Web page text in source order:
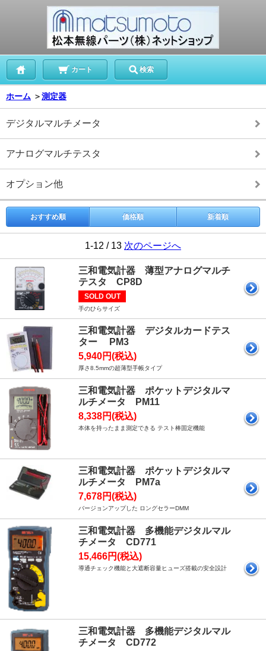
カート 検索
ホーム ＞測定器
デジタルマルチメータ
アナログマルチテスタ
オプション他
おすすめ順 価格順 新着順
1-12 / 13 次のページへ
三和電気計器 薄型アナログマルチ
テスタ CP8D
SOLD OUT
手のひらサイズ
三和電気計器 デジタルカードテス
ター PM3
5,940円(税込)
厚さ8.5mmの超薄型手帳タイプ
三和電気計器 ポケットデジタルマ
ルチメータ PM11
8,338円(税込)
本体を持ったまま測定できる テスト棒固定機能
三和電気計器 ポケットデジタルマ
ルチメータ PM7a
7,678円(税込)
バージョンアップした ロングセラーDMM
三和電気計器 多機能デジタルマル
チメータ CD771
15,466円(税込)
導通チェック機能と大遮断容量ヒューズ搭載の安全設計
三和電気計器 多機能デジタルマル
チメータ CD772